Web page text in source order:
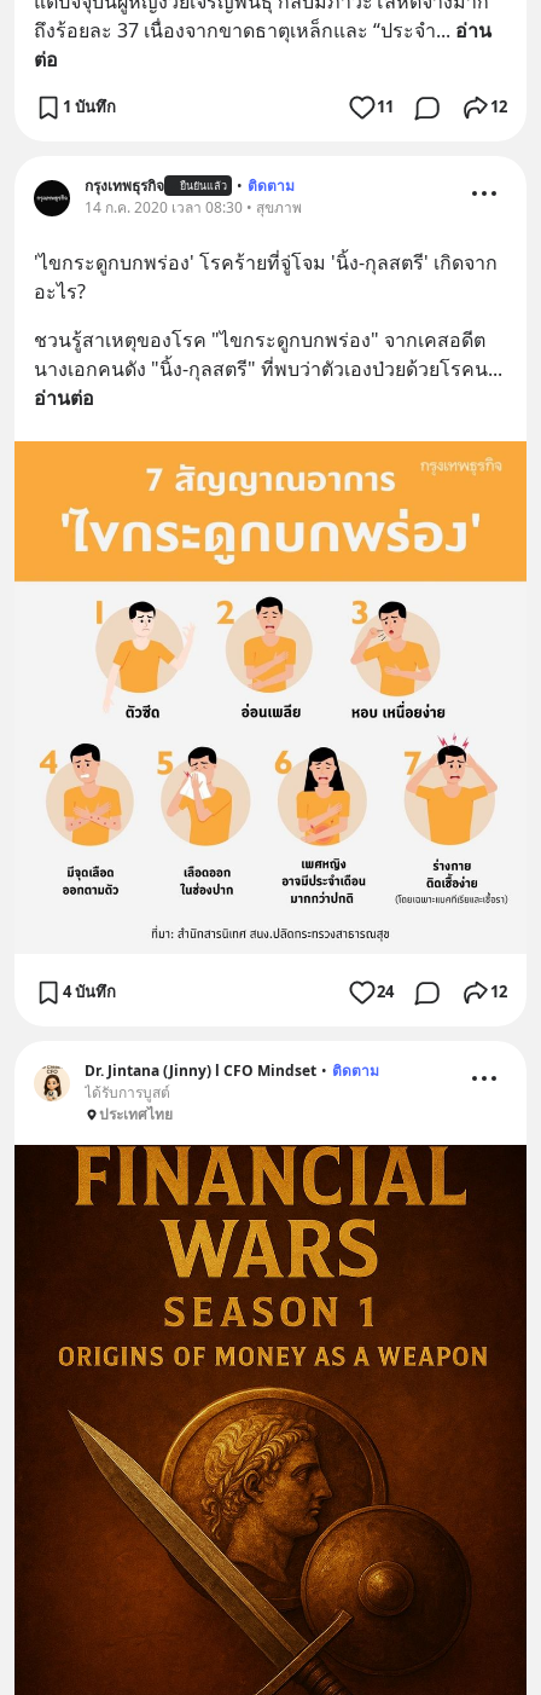
ถึงร้อยละ 37 เนื่องจากขาดธาตุเหล็กและ “ประจำ... อ่าน
ต่อ
1 บันทึก 11 12
กรุงเทพธุรกิจ ยืนยันแล้ว • ติดตาม
14 ก.ค. 2020 เวลา 08:30 • สุขภาพ
'ไขกระดูกบกพร่อง' โรคร้ายที่จู่โจม 'นิ้ง-กุลสตรี' เกิดจาก
อะไร?
ชวนรู้สาเหตุของโรค "ไขกระดูกบกพร่อง" จากเคสอดีต
นางเอกคนดัง "นิ้ง-กุลสตรี" ที่พบว่าตัวเองป่วยด้วยโรคน
อ่านต่อ
4 บันทึก 24 12
Dr. Jintana (Jinny) l CFO Mindset • ติดตาม
ได้รับการบูสต์
ประเทศไทย